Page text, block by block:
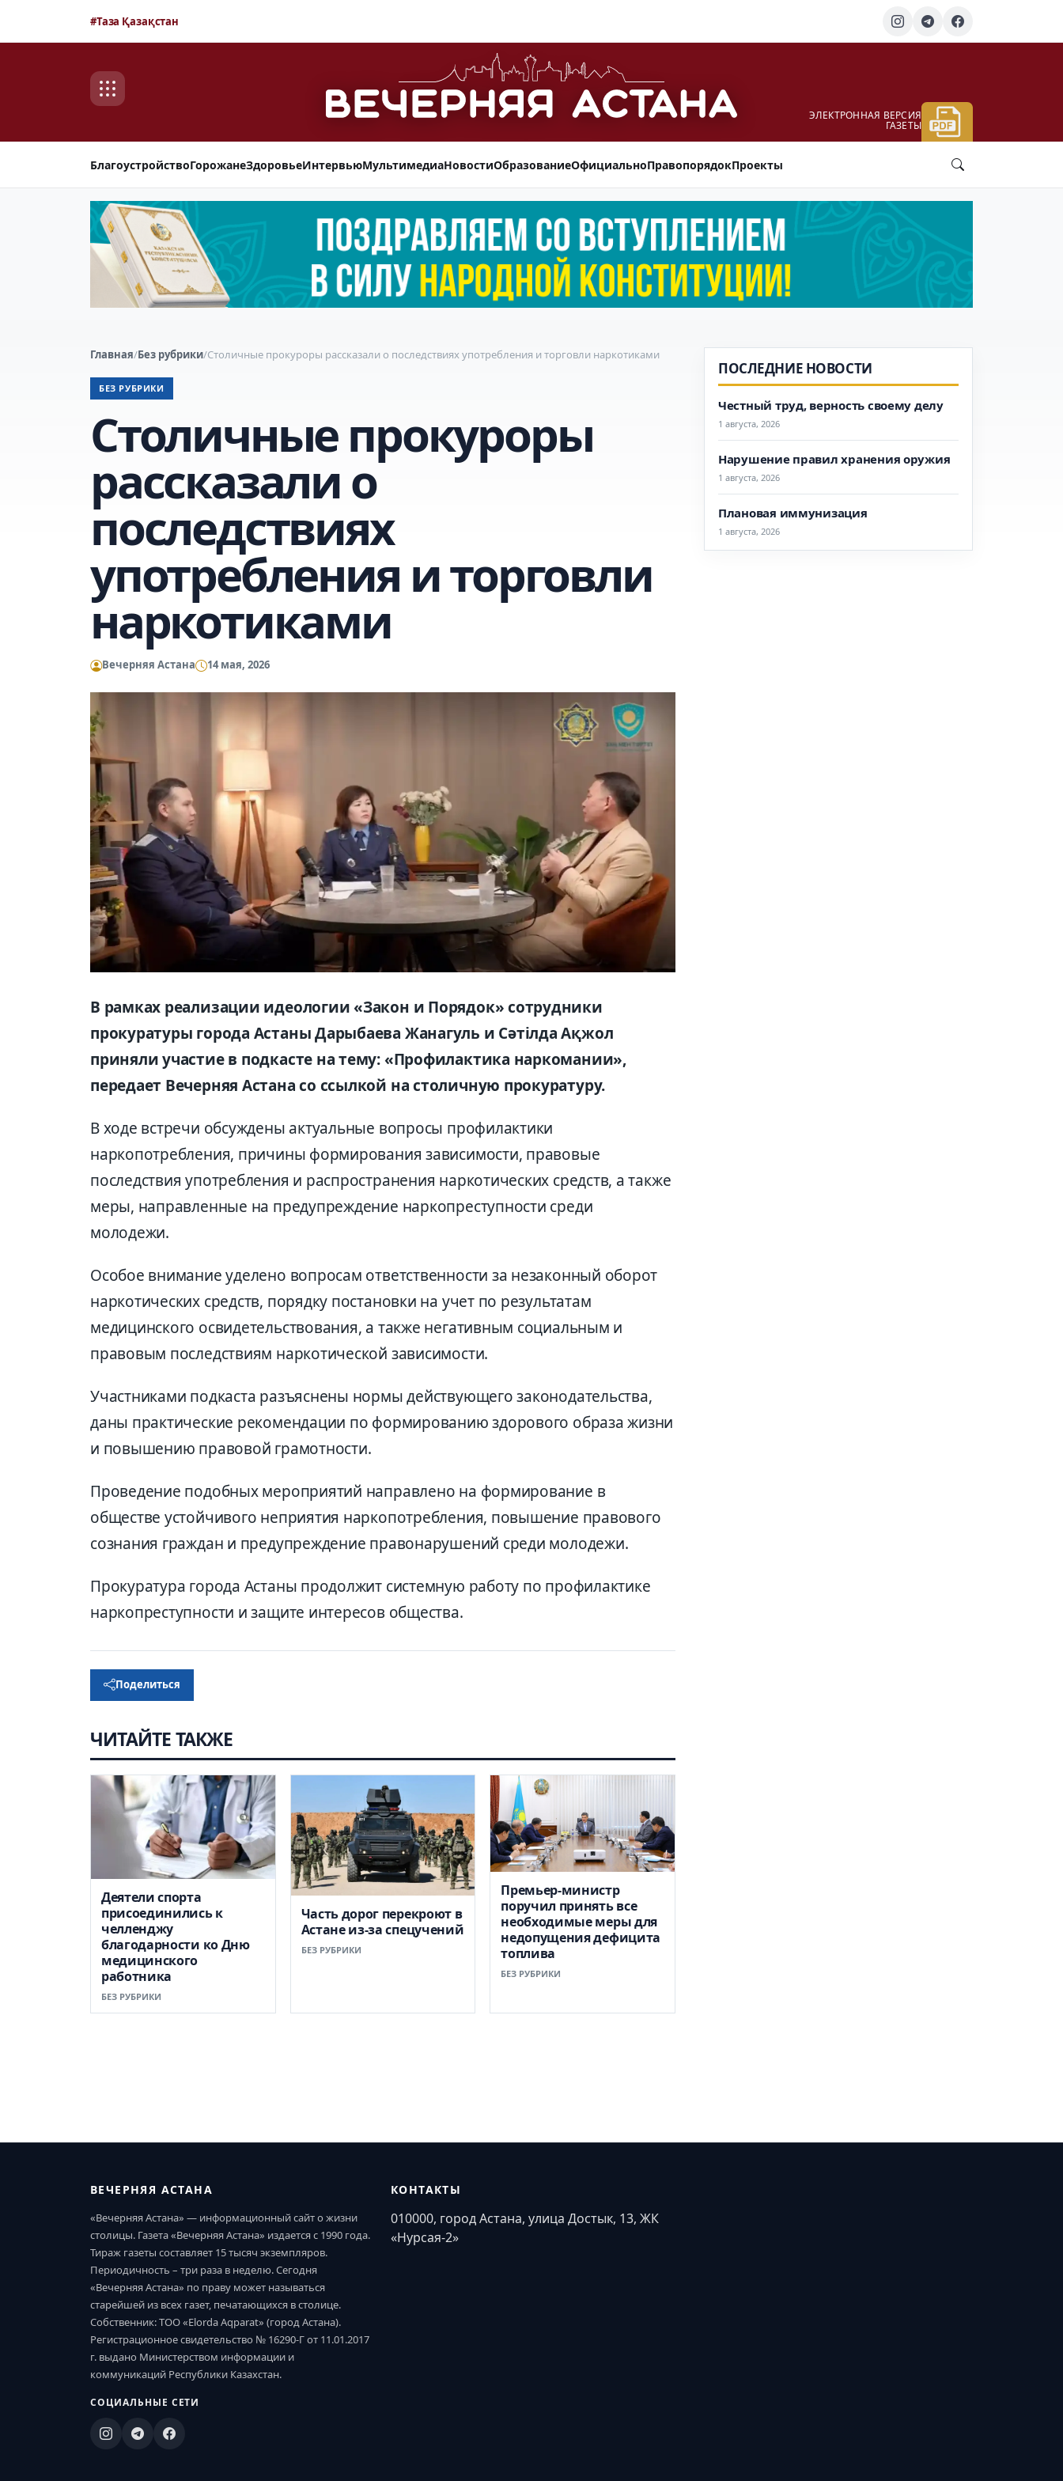
#Таза Қазақстан
ЭЛЕКТРОННАЯ ВЕРСИЯ
ГАЗЕТЫ
БлагоустройствоГорожанеЗдоровьеИнтервьюМультимедиаНовостиОбразованиеОфициальноПравопорядокПроекты
Главная/Без рубрики/Столичные прокуроры рассказали о последствиях употребления и торговли наркотиками
БЕЗ РУБРИКИ
Столичные прокуроры
рассказали о
последствиях
употребления и торговли
наркотиками
Вечерняя Астана 14 мая, 2026
В рамках реализации идеологии «Закон и Порядок» сотрудники
прокуратуры города Астаны Дарыбаева Жанагуль и Сәтілда Ақжол
приняли участие в подкасте на тему: «Профилактика наркомании»,
передает Вечерняя Астана со ссылкой на столичную прокуратуру.
В ходе встречи обсуждены актуальные вопросы профилактики
наркопотребления, причины формирования зависимости, правовые
последствия употребления и распространения наркотических средств, а также
меры, направленные на предупреждение наркопреступности среди
молодежи.
Особое внимание уделено вопросам ответственности за незаконный оборот
наркотических средств, порядку постановки на учет по результатам
медицинского освидетельствования, а также негативным социальным и
правовым последствиям наркотической зависимости.
Участниками подкаста разъяснены нормы действующего законодательства,
даны практические рекомендации по формированию здорового образа жизни
и повышению правовой грамотности.
Проведение подобных мероприятий направлено на формирование в
обществе устойчивого неприятия наркопотребления, повышение правового
сознания граждан и предупреждение правонарушений среди молодежи.
Прокуратура города Астаны продолжит системную работу по профилактике
наркопреступности и защите интересов общества.
Поделиться
ЧИТАЙТЕ ТАКЖЕ
Деятели спорта
присоединились к
челленджу
благодарности ко Дню
медицинского
работника
БЕЗ РУБРИКИ
Часть дорог перекроют в
Астане из-за спецучений
БЕЗ РУБРИКИ
Премьер-министр
поручил принять все
необходимые меры для
недопущения дефицита
топлива
БЕЗ РУБРИКИ
ПОСЛЕДНИЕ НОВОСТИ
Честный труд, верность своему делу
1 августа, 2026
Нарушение правил хранения оружия
1 августа, 2026
Плановая иммунизация
1 августа, 2026
ВЕЧЕРНЯЯ АСТАНА
«Вечерняя Астана» — информационный сайт о жизни
столицы. Газета «Вечерняя Астана» издается с 1990 года.
Тираж газеты составляет 15 тысяч экземпляров.
Периодичность – три раза в неделю. Сегодня
«Вечерняя Астана» по праву может называться
старейшей из всех газет, печатающихся в столице.
Собственник: ТОО «Elorda Aqparat» (город Астана).
Регистрационное свидетельство № 16290-Г от 11.01.2017
г. выдано Министерством информации и
коммуникаций Республики Казахстан.
СОЦИАЛЬНЫЕ СЕТИ
КОНТАКТЫ
010000, город Астана, улица Достык, 13, ЖК
«Нурсая-2»